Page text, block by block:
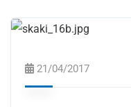
21/04/2017